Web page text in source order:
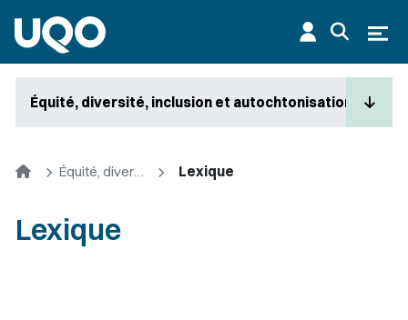
Équité, diversité, inclusion et autochtonisation
Accueil Équité, diversité, inclusion et autochtonisation Lexique
Lexique